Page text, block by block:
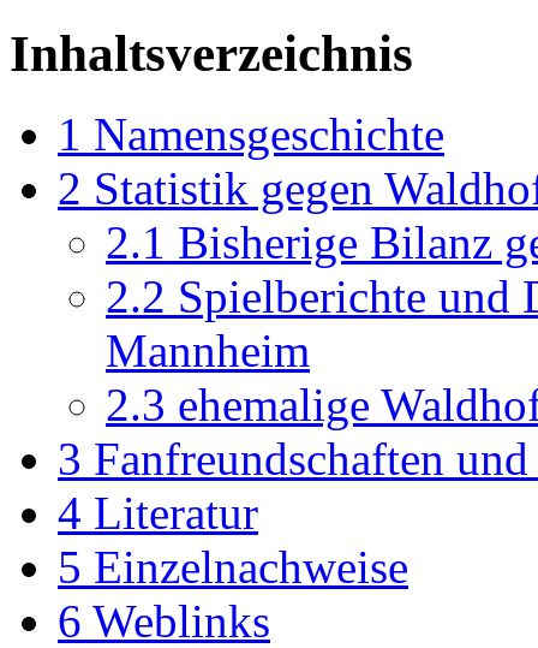
Inhaltsverzeichnis
1 Namensgeschichte
2 Statistik gegen
2.1 Bisherige Bilanz
2.2 Spielberichte und
Mannheim
2.3 ehemalige
3 Fanfreundschaften
4 Literatur
5 Einzelnachweise
6 Weblinks